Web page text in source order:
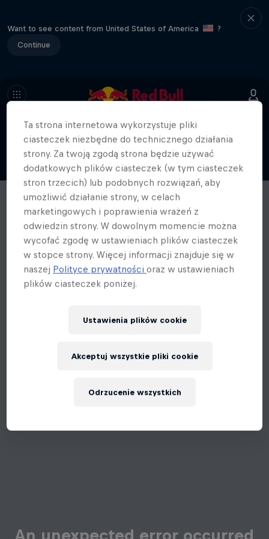
Want to see content from United States of America
?
Continue
An unexpected error occurred
Ta strona internetowa wykorzystuje pliki
ciasteczek niezbędne do technicznego działania
strony. Za twoją zgodą strona będzie używać
dodatkowych plików ciasteczek (w tym ciasteczek
stron trzecich) lub podobnych rozwiązań, aby
umożliwić działanie strony, w celach
marketingowych i poprawienia wrażeń z
odwiedzin strony. W dowolnym momencie można
wycofać zgodę w ustawieniach plików ciasteczek
w stopce strony. Więcej informacji znajduje się w
naszej Polityce prywatnościoraz w ustawieniach
plików ciasteczek poniżej.
Ustawienia plików cookie
Odrzucenie wszystkich
Akceptuj wszystkie pliki cookie